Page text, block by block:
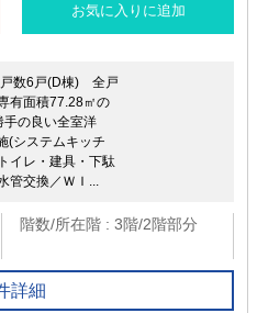
お気に入りに追加
数6戸(D棟) 全戸
有面積77.28㎡の
の良い全室洋
システムキッチ
イレ・建具・下駄
管交換／ＷＩ...
階数/所在階 : 3階/2階部分
詳細